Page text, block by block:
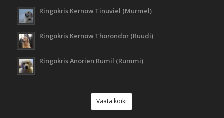
Ringokris Kernow Tinuviel (Murmel)
Ringokris Kernow Thorondor (Ruudi)
Ringokris Anorien Rumil (Rummi)
Vaata kõiki